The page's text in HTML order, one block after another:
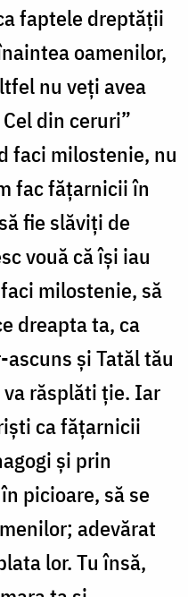
faptele dreptății
oamenilor,
nu veți avea
din ceruri”
faci milostenie, nu
fac fățarnicii în
fie slăviți de
vouă că își iau
milostenie, să
dreapta ta, ca
și Tatăl tău
răsplăti ție. Iar
ca fățarnicii
și prin
picioare, să se
adevărat
lor. Tu însă,